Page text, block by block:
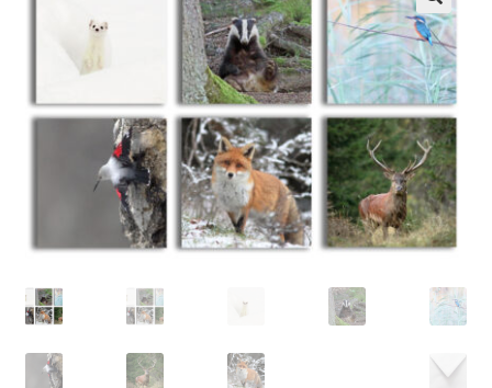
Mon compte
Mon compte
Page d’exemple
Panier
test
Validation de la commande